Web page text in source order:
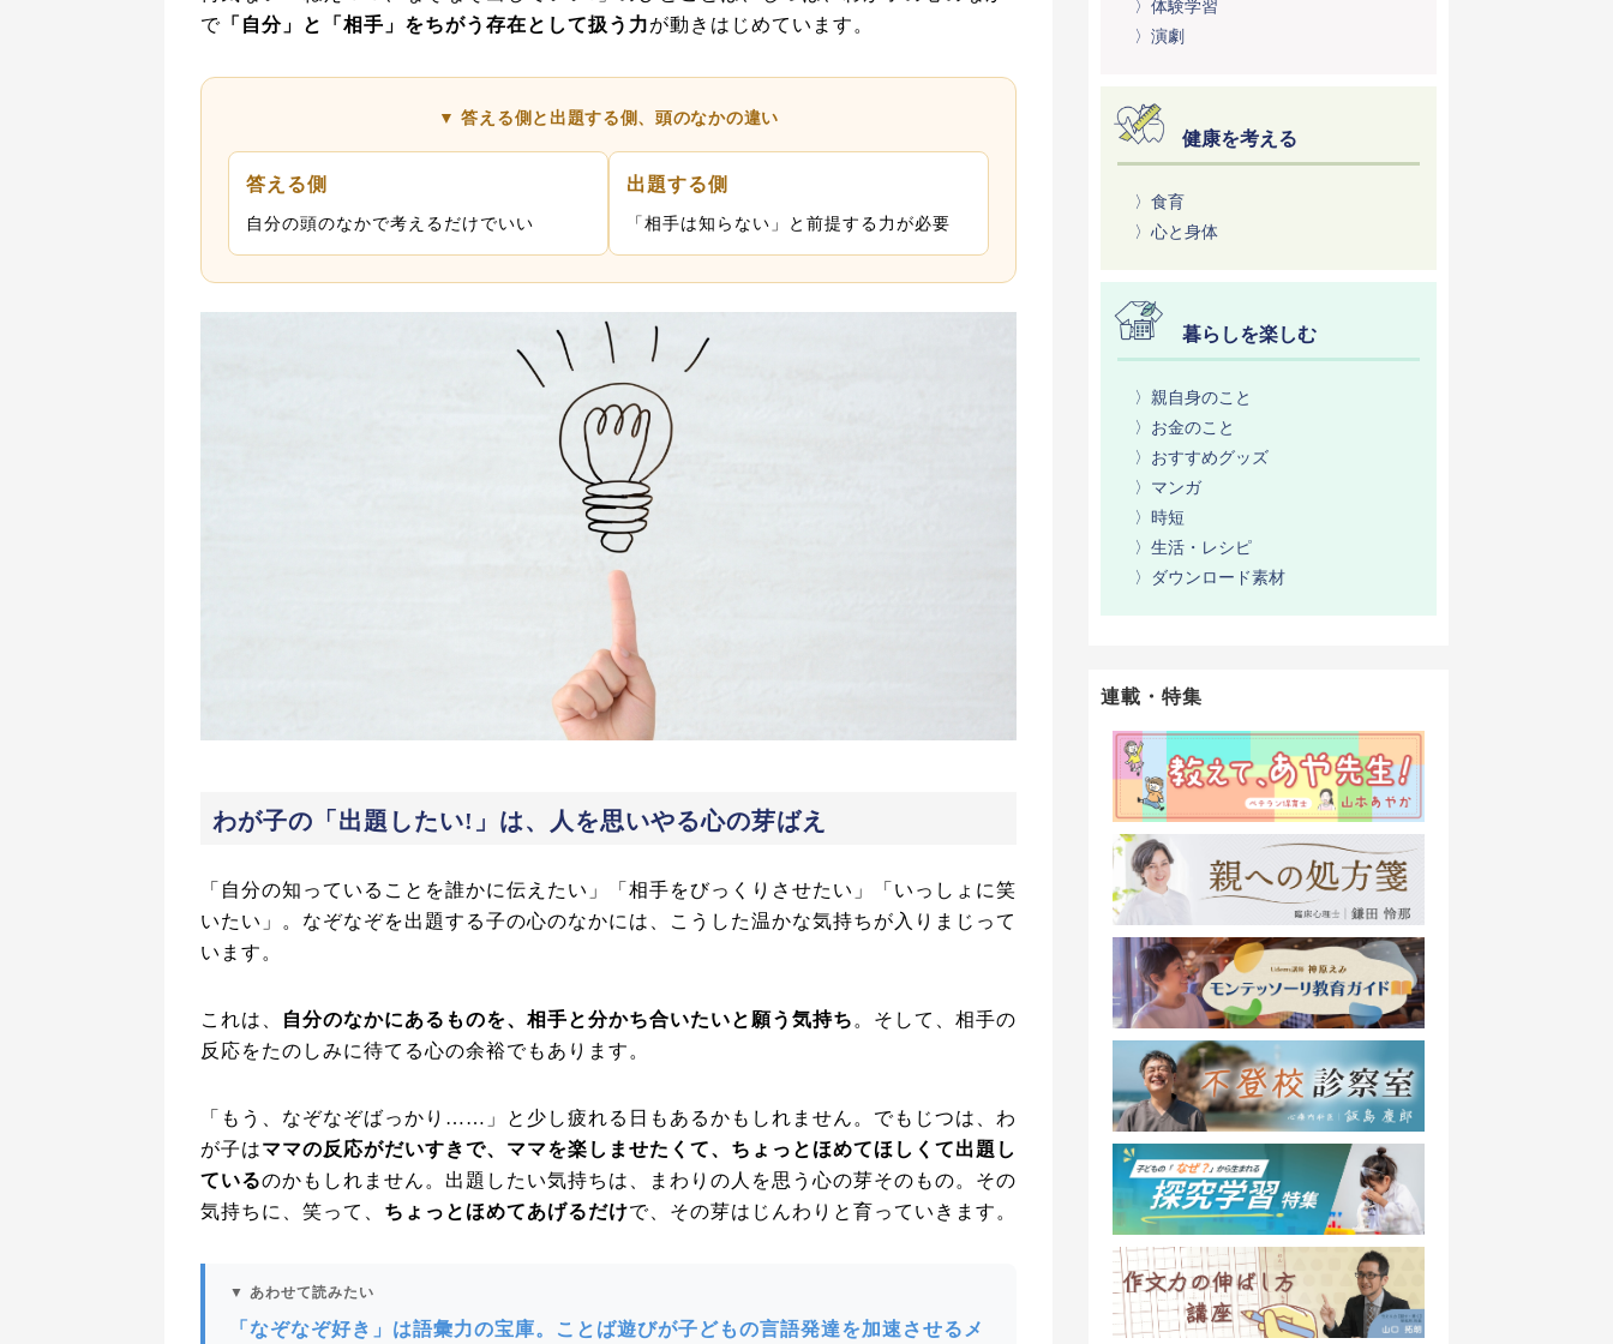
で 「自分」と「相手」をちがう存在として扱う力が動きはじめています。
▼ 答える側と出題する側、頭のなかの違い
答える側
自分の頭のなかで考えるだけでいい
出題する側
「相手は知らない」と前提する力が必要
わが子の「出題したい!」は、人を思いやる心の芽ばえ
「自分の知っていることを誰かに伝えたい」「相手をびっくりさせたい」「いっしょに笑
いたい」。なぞなぞを出題する子の心のなかには、こうした温かな気持ちが入りまじって
います。
これは、 自分のなかにあるものを、相手と分かち合いたいと願う気持ち 。そして、相手の
反応をたのしみに待てる心の余裕でもあります。
「もう、なぞなぞばっかり……」と少し疲れる日もあるかもしれません。でもじつは、わ
が子はママの反応がだいすきで、ママを楽しませたくて、ちょっとほめてほしくて出題し
ているのかもしれません。出題したい気持ちは、まわりの人を思う心の芽そのもの。その
気持ちに、笑って、 ちょっとほめてあげるだけで、その芽はじんわりと育っていきます。
▼ あわせて読みたい
「なぞなぞ好き」は語彙力の宝庫。ことば遊びが子どもの言語発達を加速させるメ
〉体験学習
〉演劇
健康を考える
〉食育
〉心と身体
暮らしを楽しむ
〉親自身のこと
〉お金のこと
〉おすすめグッズ
〉マンガ
〉時短
〉生活・レシピ
〉ダウンロード素材
連載・特集